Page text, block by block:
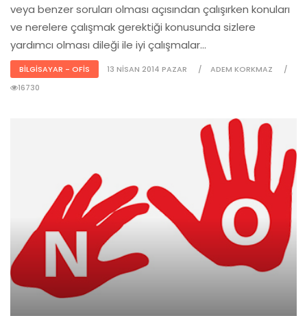
veya benzer soruları olması açısından çalışırken konuları
ve nerelere çalışmak gerektiği konusunda sizlere
yardımcı olması dileği ile iyi çalışmalar...
BILGISAYAR - OFIS 13 NISAN 2014 PAZAR
ADEM KORKMAZ
16730